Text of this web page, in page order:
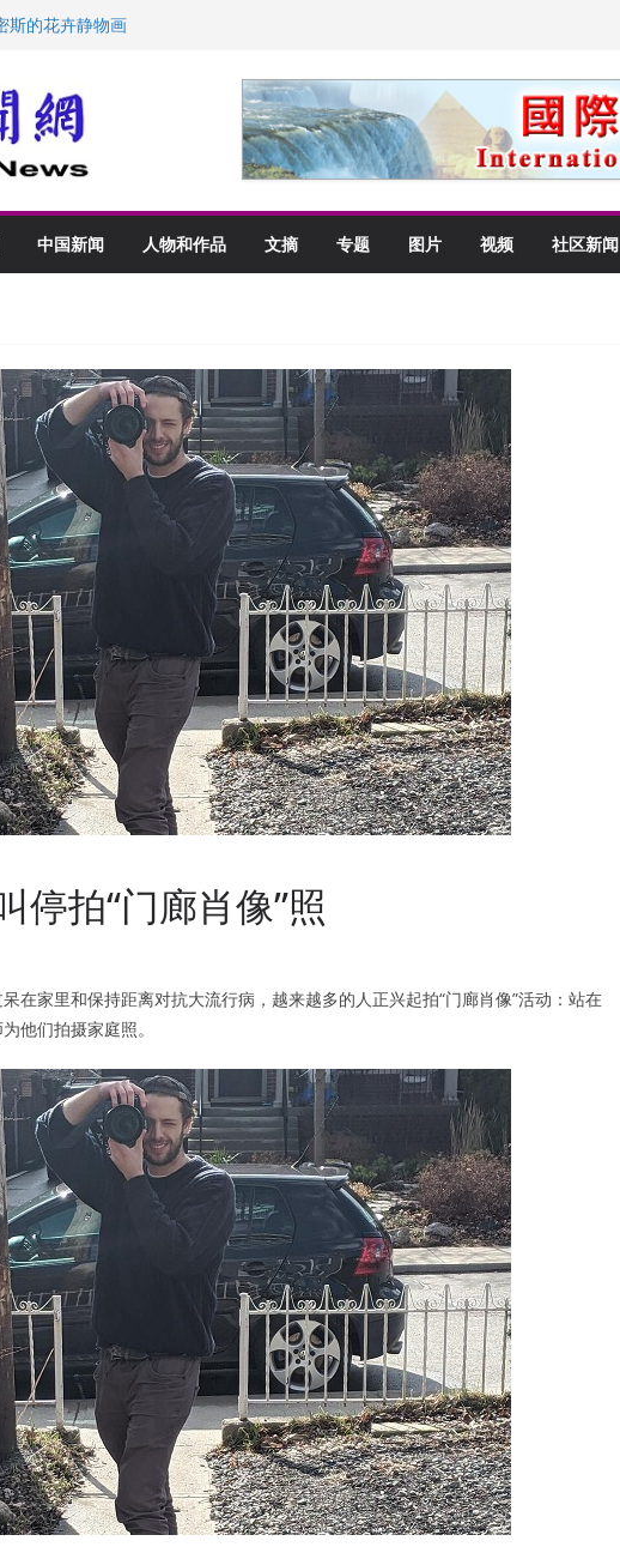
斯的花卉静物画
攀枝花的千里乡愁
中国新闻 人物和作品 文摘 专题 图片 视频 社区新闻
停拍“门廊肖像”照
在家里和保持距离对抗大流行病，越来越多的人正兴起拍“门廊肖像”活动：站在
他们拍摄家庭照。